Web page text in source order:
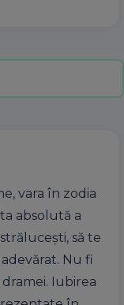
vara în zodia
absolută a
să te
Nu fi
Iubirea